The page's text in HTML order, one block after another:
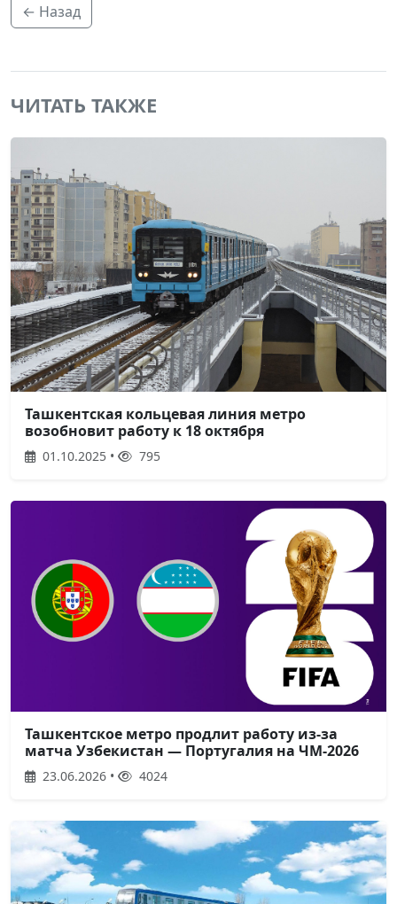
← Назад
ЧИТАТЬ ТАКЖЕ
Ташкентская кольцевая линия метро
возобновит работу к 18 октября
01.10.2025 • 795
Ташкентское метро продлит работу из-за
матча Узбекистан — Португалия на ЧМ-2026
23.06.2026 • 4024